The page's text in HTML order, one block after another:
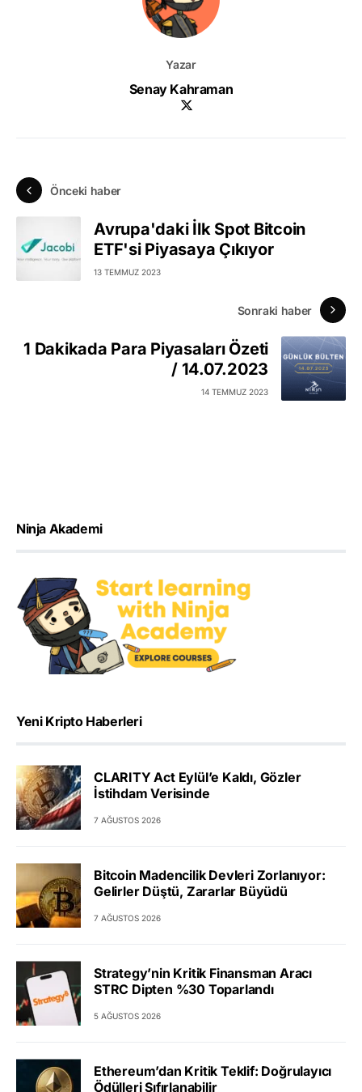
Yazar
Senay Kahraman
Önceki haber
Avrupa'daki İlk Spot Bitcoin
ETF'si Piyasaya Çıkıyor
13 TEMMUZ 2023
Sonraki haber
1 Dakikada Para Piyasaları Özeti
/ 14.07.2023
14 TEMMUZ 2023
Ninja Akademi
Yeni Kripto Haberleri
CLARITY Act Eylül’e Kaldı, Gözler
İstihdam Verisinde
7 AĞUSTOS 2026
Bitcoin Madencilik Devleri Zorlanıyor:
Gelirler Düştü, Zararlar Büyüdü
7 AĞUSTOS 2026
Strategy’nin Kritik Finansman Aracı
STRC Dipten %30 Toparlandı
5 AĞUSTOS 2026
Ethereum’dan Kritik Teklif: Doğrulayıcı
Ödülleri Sıfırlanabilir